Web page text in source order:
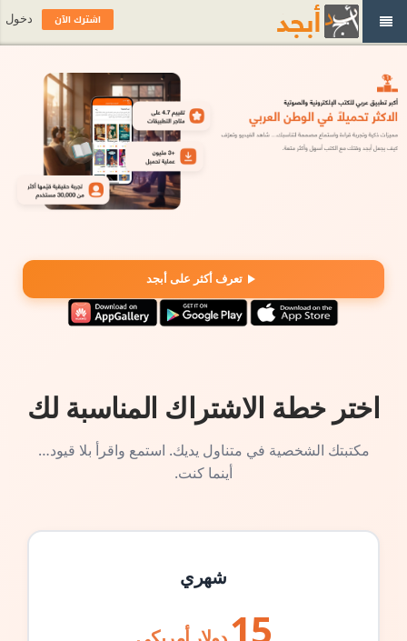
تعرف أكثر على أبجد
اختر خطة الاشتراك المناسبة لك
مكتبتك الشخصية في متناول يديك. استمع واقرأ بلا قيود…
أينما كنت.
شهري
15
اشترك الآن دخول